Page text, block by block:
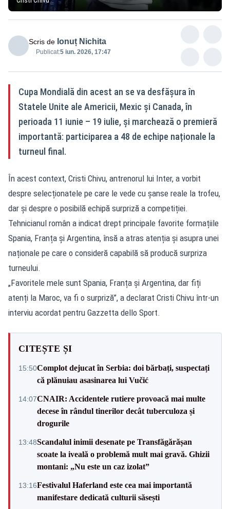
Scris de Ionuț Nichita
Publicat:5 iun. 2026, 17:47
Cupa Mondială din acest an se va desfășura în
Statele Unite ale Americii, Mexic și Canada, în
perioada 11 iunie – 19 iulie, și marchează o premieră
importantă: participarea a 48 de echipe naționale la
turneul final.
În acest context, Cristi Chivu, antrenorul lui Inter, a vorbit
despre selecționatele pe care le vede cu șanse reale la trofeu,
dar și despre o posibilă echipă surpriză a competiției.
Tehnicianul român a indicat drept principale favorite formațiile
Spania, Franța și Argentina, însă a atras atenția și asupra unei
naționale pe care o consideră capabilă să producă surpriza
turneului.
„Favoritele mele sunt Spania, Franța și Argentina, dar fiți
atenți la Maroc, va fi o surpriză”, a declarat Cristi Chivu într-un
interviu acordat pentru Gazzetta dello Sport.
CITEȘTE ȘI
15:50Complot dejucat în Serbia: doi bărbați, suspectați
că plănuiau asasinarea lui Vučić
14:07CNAIR: Accidentele rutiere provoacă mai multe
decese în rândul tinerilor decât tuberculoza și
drogurile
13:48Scandalul inimii desenate pe Transfăgărășan
scoate la iveală o problemă mult mai gravă. Ghizii
montani: „Nu este un caz izolat”
13:16Festivalul Haferland este cea mai importantă
manifestare dedicată culturii săsești